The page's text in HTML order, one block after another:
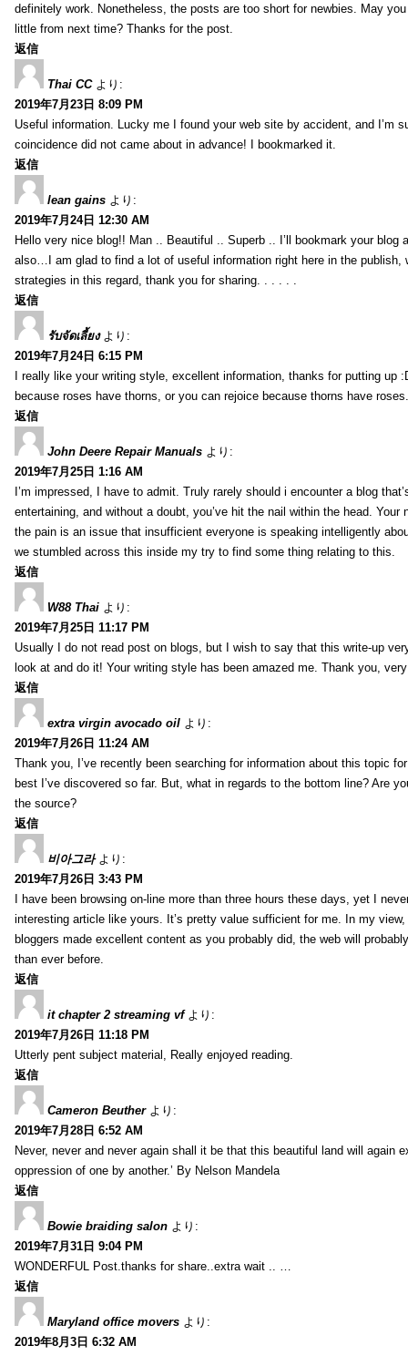
definitely work. Nonetheless, the posts are too short for newbies. May
little from next time? Thanks for the post.
返信
Thai CC より:
2019年7月23日 8:09 PM
Useful information. Lucky me I found your web site by accident, and I’m
coincidence did not came about in advance! I bookmarked it.
返信
lean gains より:
2019年7月24日 12:30 AM
Hello very nice blog!! Man .. Beautiful .. Superb .. I’ll bookmark your blog
also…I am glad to find a lot of useful information right here in the publish,
strategies in this regard, thank you for sharing. . . . . .
返信
รับจัดเลี้ยง より:
2019年7月24日 6:15 PM
I really like your writing style, excellent information, thanks for putting up
because roses have thorns, or you can rejoice because thorns have
返信
John Deere Repair Manuals より:
2019年7月25日 1:16 AM
I’m impressed, I have to admit. Truly rarely should i encounter a blog
entertaining, and without a doubt, you’ve hit the nail within the head. Your
the pain is an issue that insufficient everyone is speaking intelligently
we stumbled across this inside my try to find some thing relating to this.
返信
W88 Thai より:
2019年7月25日 11:17 PM
Usually I do not read post on blogs, but I wish to say that this write-up
look at and do it! Your writing style has been amazed me. Thank you,
返信
extra virgin avocado oil より:
2019年7月26日 11:24 AM
Thank you, I’ve recently been searching for information about this topic
best I’ve discovered so far. But, what in regards to the bottom line? Are
the source?
返信
비아그라 より:
2019年7月26日 3:43 PM
I have been browsing on-line more than three hours these days, yet I
interesting article like yours. It’s pretty value sufficient for me. In my
bloggers made excellent content as you probably did, the web will
than ever before.
返信
it chapter 2 streaming vf より:
2019年7月26日 11:18 PM
Utterly pent subject material, Really enjoyed reading.
返信
Cameron Beuther より:
2019年7月28日 6:52 AM
Never, never and never again shall it be that this beautiful land will again
oppression of one by another.’ By Nelson Mandela
返信
Bowie braiding salon より:
2019年7月31日 9:04 PM
WONDERFUL Post.thanks for share..extra wait .. …
返信
Maryland office movers より:
2019年8月3日 6:32 AM